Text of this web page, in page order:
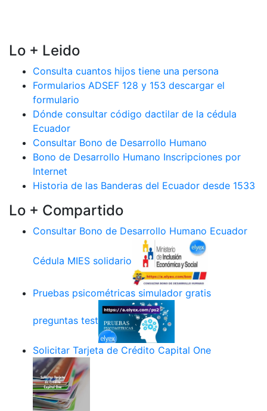
Lo + Leido
Consulta cuantos hijos tiene una persona
Formularios ADSEF 128 y 153 descargar el
formulario
Dónde consultar código dactilar de la cédula
Ecuador
Consultar Bono de Desarrollo Humano
Bono de Desarrollo Humano Inscripciones por
Internet
Historia de las Banderas del Ecuador desde 1533
Lo + Compartido
Consultar Bono de Desarrollo Humano Ecuador
Cédula MIES solidario
Pruebas psicométricas simulador gratis
preguntas test
Solicitar Tarjeta de Crédito Capital One